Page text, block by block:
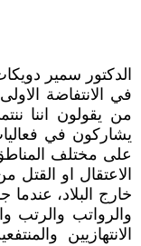
الدكتور سمير
في الانتفاضة
من يقولون اننا
يشاركون في
على مختلف
الاعتقال او القتل
خارج البلاد،
والرواتب والرتب
الانتهازيين